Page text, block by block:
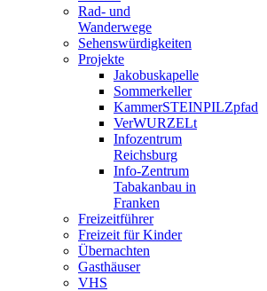
Rad- und
Wanderwege
Sehenswürdigkeiten
Projekte
Jakobuskapelle
Sommerkeller
KammerSTEINPILZpfad
VerWURZELt
Infozentrum
Reichsburg
Info-Zentrum
Tabakanbau in
Franken
Freizeitführer
Freizeit für Kinder
Übernachten
Gasthäuser
VHS